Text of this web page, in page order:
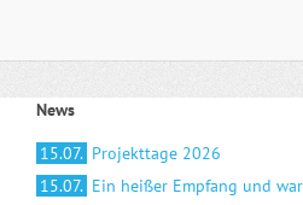
News
15.07. Projekttage 2026
15.07. Ein heißer Empfang und